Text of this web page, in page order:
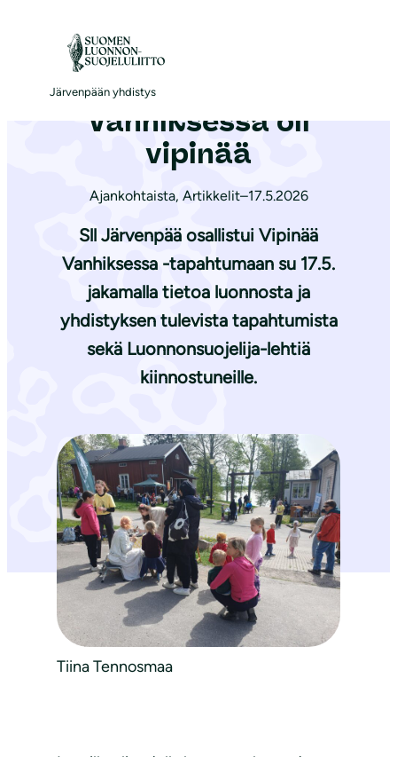
Järvenpään yhdistys
Etusivu|Ajankohtaista
Vanhiksessa oli
vipinää
Ajankohtaista, Artikkelit–17.5.2026
Sll Järvenpää osallistui Vipinää
Vanhiksessa -tapahtumaan su 17.5.
jakamalla tietoa luonnosta ja
yhdistyksen tulevista tapahtumista
sekä Luonnonsuojelija-lehtiä
kiinnostuneille.
Tiina Tennosmaa